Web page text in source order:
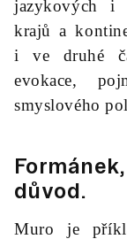
jazykových i
krajů a
i ve druhé
evokace,
smyslového
důvod.
Muro je